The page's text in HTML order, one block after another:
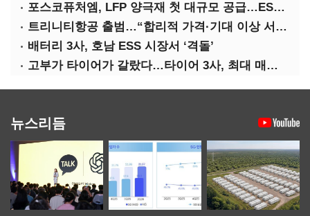
포스코퓨처엠, LFP 양극재 첫 대규모 공급…ESS 시장 공략
트리니티항공 출범…“합리적 가격·기대 이상 서비스로 승부”
배터리 3사, 호남 ESS 시장서 ‘격돌’
고부가 타이어가 갈랐다…타이어 3사, 최대 매출에도 영업익 희비
뉴스리듬